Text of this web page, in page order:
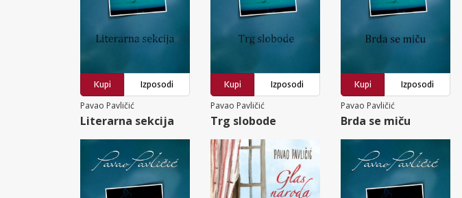
Kupi
Izposodi
Pavao Pavličić
Literarna sekcija
Kupi
Izposodi
Pavao Pavličić
Trg slobode
Kupi
Izposodi
Pavao Pavličić
Brda se miču